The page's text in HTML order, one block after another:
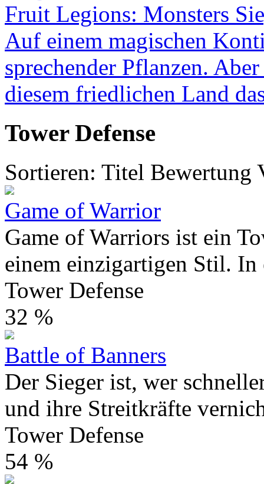
Fruit Legions: Monsters
Auf einem magischen
sprechender Pflanzen.
diesem friedlichen Land
Tower Defense
Sortieren: Titel Bewertung
Game of Warrior
Game of Warriors ist ein
einem einzigartigen Stil. In
Tower Defense
32 %
Battle of Banners
Der Sieger ist, wer
und ihre Streitkräfte
Tower Defense
54 %